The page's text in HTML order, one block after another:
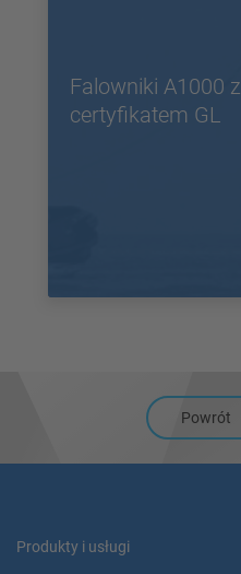
Falowniki A1000 z
certyfikatem GL
Powrót
Produkty i usługi